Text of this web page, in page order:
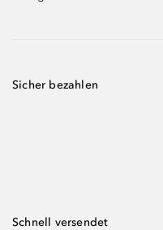
Sicher bezahlen
Schnell versendet